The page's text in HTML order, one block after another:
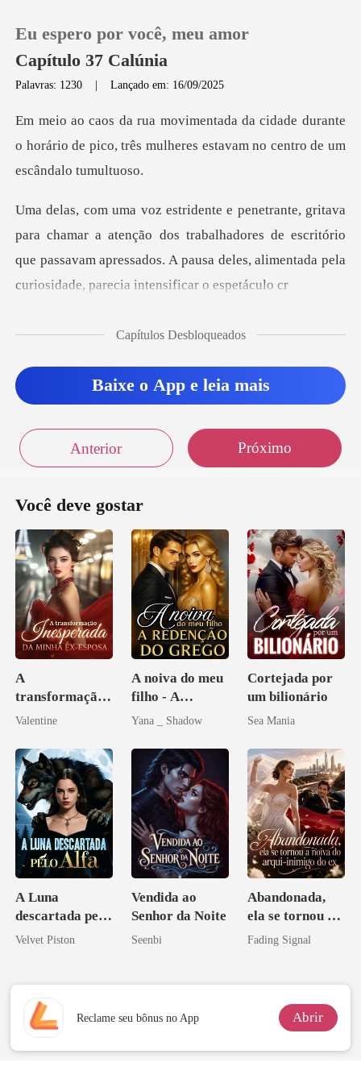
0
Loja
Histórico
Sair
Eu espero por você, meu amor
Capítulo 37 Calúnia
Palavras: 1230 |Lançado em: 16/09/2025
durante
o horário de pico, três mulheres es
tenção dos trabalhadores de escritório
que passavam apressados. A pausa
Capítulos Desbloqueados
Baixe o App e leia mais
Anterior Próximo
Você deve gostar
A
transformação
inesperada da
esposa
Valentine
A noiva do meu
filho - A
Redenção do
Yana _ Shadow
Cortejada por
um bilionário
Sea Mania
A Luna
descartada pelo
Alfa
Velvet Piston
Vendida ao
Senhor da Noite
Seenbi
Abandonada,
ela se tornou a
noiva do arqui-
Fading Signal
Reclame seu bônus no App Abrir